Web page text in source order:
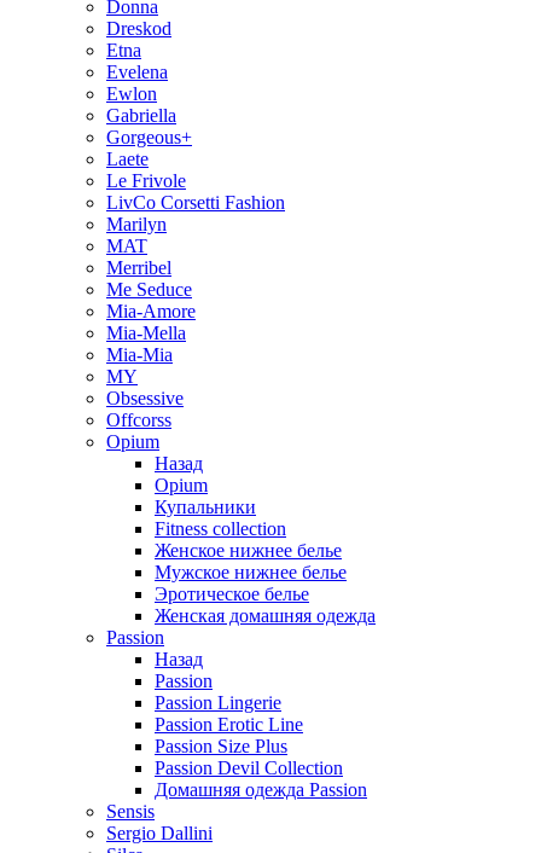
Donna
Dreskod
Etna
Evelena
Ewlon
Gabriella
Gorgeous+
Laete
Le Frivole
LivCo Corsetti Fashion
Marilyn
MAT
Merribel
Me Seduce
Mia-Amore
Mia-Mella
Mia-Mia
MY
Obsessive
Offcorss
Opium
Назад
Opium
Купальники
Fitness collection
Женское нижнее белье
Мужское нижнее белье
Эротическое белье
Женская домашняя одежда
Passion
Назад
Passion
Passion Lingerie
Passion Erotic Line
Passion Size Plus
Passion Devil Collection
Домашняя одежда Passion
Sensis
Sergio Dallini